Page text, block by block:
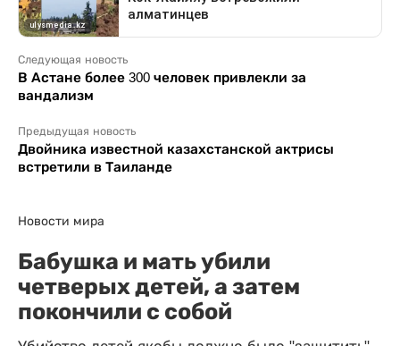
Следующая новость
В Астане более 300 человек привлекли за
вандализм
Предыдущая новость
Двойника известной казахстанской актрисы
встретили в Таиланде
Новости мира
Бабушка и мать убили
четверых детей, а затем
покончили с собой